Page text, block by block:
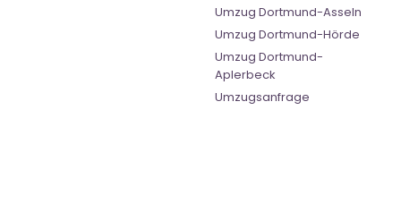
Umzug Dortmund-Asseln
Umzug Dortmund-Hörde
Umzug Dortmund-
Aplerbeck
Umzugsanfrage